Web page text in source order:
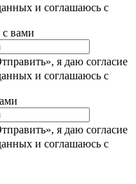
и соглашаюсь с
вами
я даю согласие
и соглашаюсь с
я даю согласие
и соглашаюсь с